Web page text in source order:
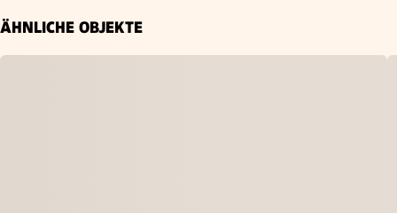
ÄHNLICHE OBJEKTE